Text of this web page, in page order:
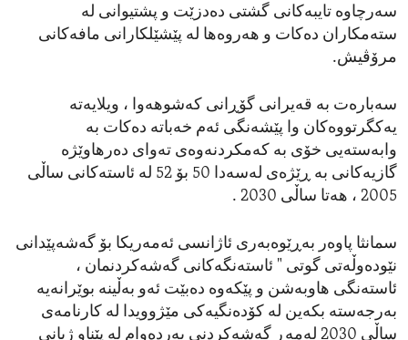
سەرچاوە تایبەکانی گشتی دەدزێت و پشتیوانی لە
ستەمکاران دەکات و هەروەها لە پێشێلکارانی مافەکانی
مرۆڤیش.
سەبارەت بە قەیرانی گۆڕانی کەشوهەوا ، ویلایەتە
یەکگرتووەکان وا پێشەنگی ئەم خەباتە دەکات بە
وابەستەیی خۆی بە کەمکردنەوەی تەوای دەرهاوێژە
گازیەکانی بە ڕێژەی لەسەدا 50 بۆ 52 لە ئاستەکانی ساڵی
2005 ، هەتا ساڵی 2030 .
سمانثا پاوەر بەڕێوەبەری ئاژانسی ئەمەریکا بۆ گەشەپێدانی
نێودەوڵەتی گوتی " ئاستەنگەکانی گەشەکردنمان ،
ئاستەنگی هاوبەشن و پێکەوە دەبێت ئەو بەڵینە بوێرانەیە
بەرجەستە بکەین لە کۆدەنگیەکی مێژوویدا لە کارنامەی
ساڵی 2030 لەمەڕ گەشەکردنی بەردەوام لە پێناو ژیانی